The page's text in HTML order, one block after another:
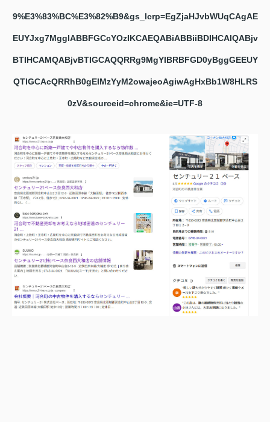
9%E3%83%BC%E3%82%B9&gs_lcrp=EgZjaHJvbWUqCAgAE
EUYJxg7MggIABBFGCcYOzIKCAEQABiABBiiBDIHCAIQABjv
BTIHCAMQABjvBTIGCAQQRRg9MgYIBRBFGD0yBggGEEUY
QTIGCAcQRRhB0gEIMzYyM2owajeoAgiwAgHxBb1W8HLRS
0zV&sourceid=chrome&ie=UTF-8